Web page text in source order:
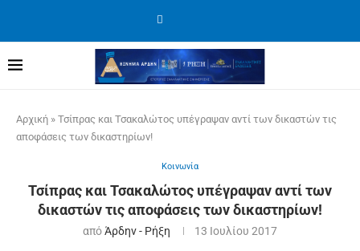
Αρχική » Τσίπρας και Τσακαλώτος υπέγραψαν αντί των δικαστών τις
αποφάσεις των δικαστηρίων!
Κοινωνία
Τσίπρας και Τσακαλώτος υπέγραψαν αντί των
δικαστών τις αποφάσεις των δικαστηρίων!
απόΆρδην - Ρήξη 13 Ιουλίου 2017